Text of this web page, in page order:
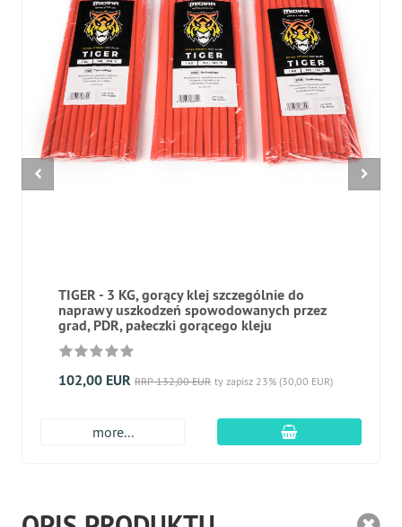
TIGER - 3 KG, gorący klej szczególnie do
naprawy uszkodzeń spowodowanych przez
grad, PDR, pałeczki gorącego kleju
102,00 EUR RRP 132,00 EUR ty zapisz 23% (30,00 EUR)
more... dodaj do